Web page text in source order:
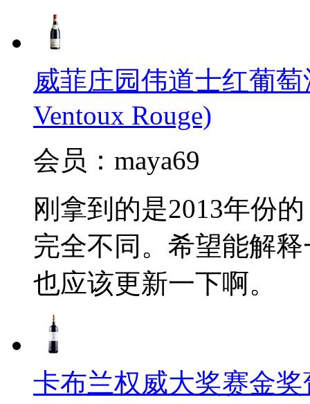
威菲庄园伟道士红葡萄
Ventoux Rouge)
会员：maya69
刚拿到的是2013年份
完全不同。希望能解
也应该更新一下啊。
卡布兰权威大奖赛金奖